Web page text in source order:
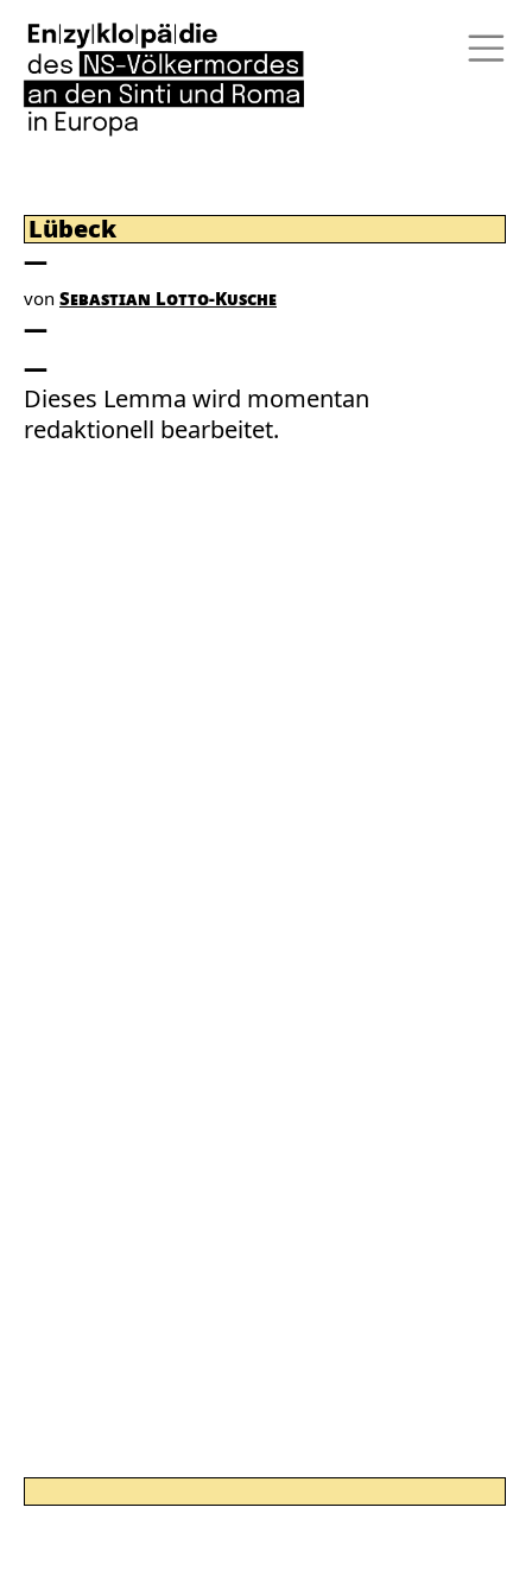
Lübeck
von Sebastian Lotto-Kusche
Dieses Lemma wird momentan
redaktionell bearbeitet.